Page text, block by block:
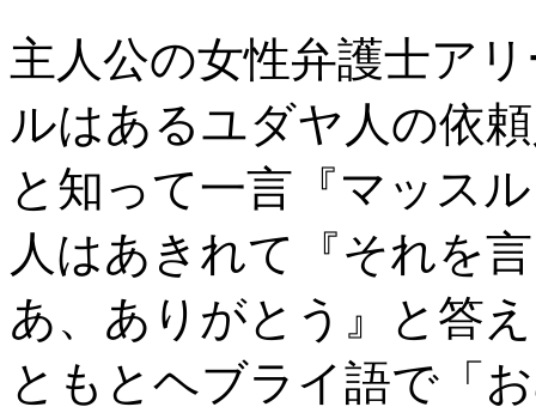
主人公の女性弁護士ア
ルはあるユダヤ人の依
と知って一言『マッス
人はあきれて『それを
あ、ありがとう』と答
ともとヘブライ語で「